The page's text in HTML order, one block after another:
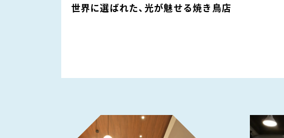
世界に選ばれた、光が魅せる焼き鳥店